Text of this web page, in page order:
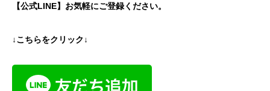
【公式LINE】お気軽にご登録ください。
↓こちらをクリック↓